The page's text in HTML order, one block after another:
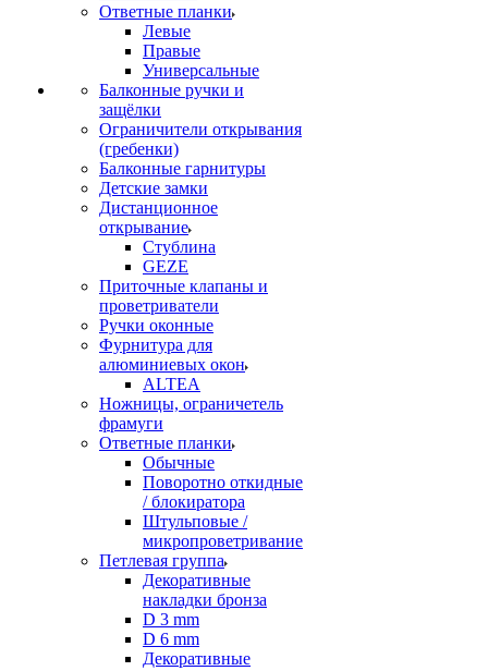
Ответные планки
Левые
Правые
Универсальные
Балконные ручки и
защёлки
Ограничители открывания
(гребенки)
Балконные гарнитуры
Детские замки
Дистанционное
открывание
Стублина
GEZE
Приточные клапаны и
проветриватели
Ручки оконные
Фурнитура для
алюминиевых окон
ALTEA
Ножницы, ограничетель
фрамуги
Ответные планки
Обычные
Поворотно откидные
/ блокиратора
Штульповые /
микропроветривание
Петлевая группа
Декоративные
накладки бронза
D 3 mm
D 6 mm
Декоративные